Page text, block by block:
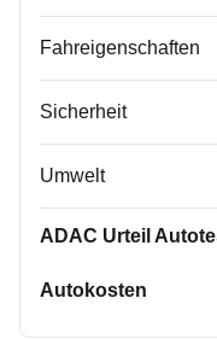
Fahreigenschaften
Sicherheit
Umwelt
ADAC Urteil
Autokosten